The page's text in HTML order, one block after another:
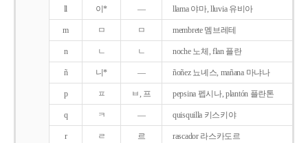
ll 이* ― llama 야마, lluvia 유비아
m ㅁ ㅁ membrete 멤브레테
n ㄴ ㄴ noche 노체, flan 플란
ñ 니* ― ñoñez 뇨녜스, mañana 마냐나
p ㅍ ㅂ, 프 pepsina 펩시나, plantón 플란톤
q ㅋ ― quisquilla 키스키야
r ㄹ 르 rascador 라스카도르